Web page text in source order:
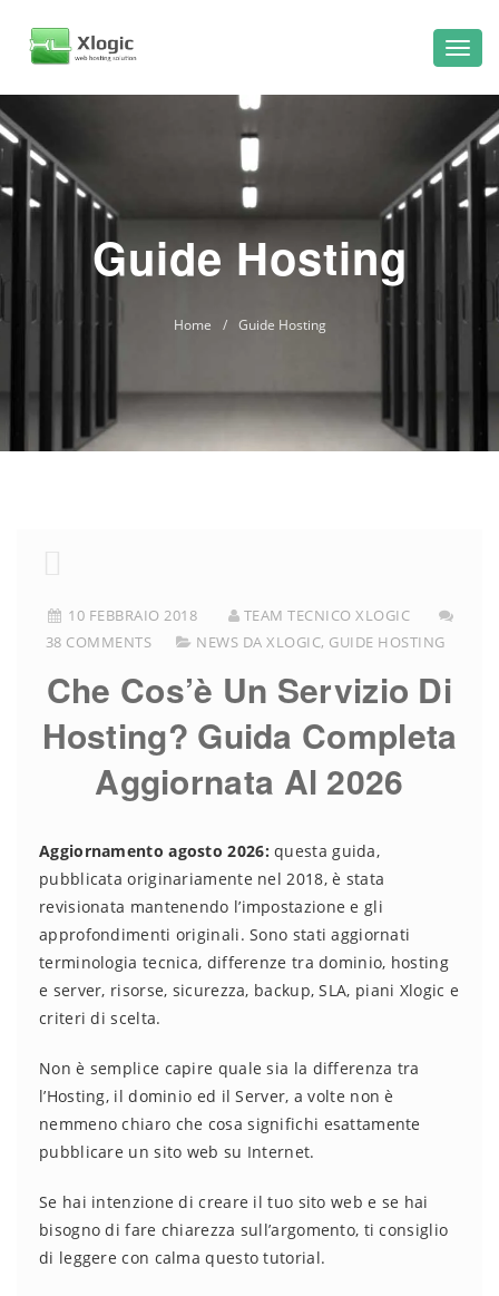
Guide Hosting
Home / Guide Hosting
10 FEBBRAIO 2018
TEAM TECNICO XLOGIC
38 COMMENTS
NEWS DA XLOGIC, GUIDE HOSTING
Che Cos’è Un Servizio Di
Hosting? Guida Completa
Aggiornata Al 2026
Aggiornamento agosto 2026: questa guida,
pubblicata originariamente nel 2018, è stata
revisionata mantenendo l’impostazione e gli
approfondimenti originali. Sono stati aggiornati
terminologia tecnica, differenze tra dominio, hosting
e server, risorse, sicurezza, backup, SLA, piani Xlogic e
criteri di scelta.
Non è semplice capire quale sia la differenza tra
l’Hosting, il dominio ed il Server, a volte non è
nemmeno chiaro che cosa significhi esattamente
pubblicare un sito web su Internet.
Se hai intenzione di creare il tuo sito web e se hai
bisogno di fare chiarezza sull’argomento, ti consiglio
di leggere con calma questo tutorial.